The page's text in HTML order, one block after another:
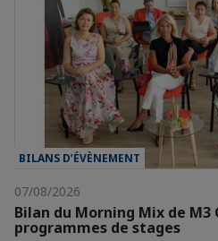
BILANS D’ÉVÈNEMENT
07/08/2026
Bilan du Morning Mix de M3
programmes de stages